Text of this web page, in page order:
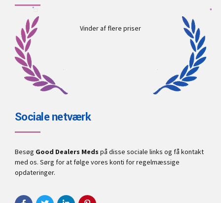
Vinder af flere priser
Sociale netværk
Besøg Good Dealers Meds på disse sociale links og få kontakt
med os. Sørg for at følge vores konti for regelmæssige
opdateringer.